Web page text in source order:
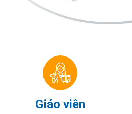
Giáo viên